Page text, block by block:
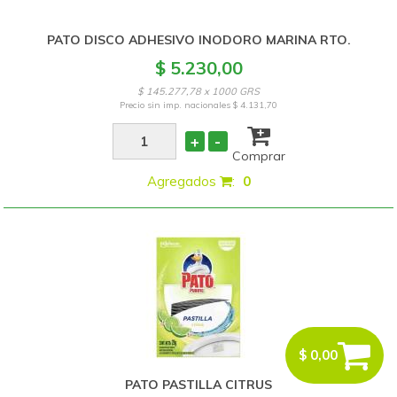
PATO DISCO ADHESIVO INODORO MARINA RTO.
$ 5.230,00
$ 145.277,78 x 1000 GRS
Precio sin imp. nacionales$ 4.131,70
+ -
Comprar
Agregados : 0
PATO PASTILLA CITRUS
$ 0,00